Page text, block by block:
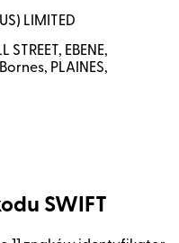
LIMITED
STREET, EBENE,
PLAINES,
SWIFT